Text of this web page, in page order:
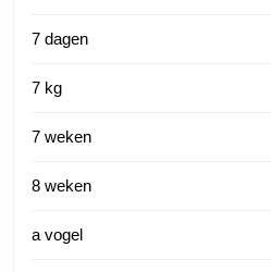
7 dagen
7 kg
7 weken
8 weken
a vogel